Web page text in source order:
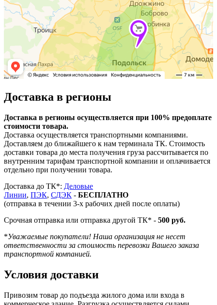
Доставка в регионы
Доставка в регионы осуществляется при 100% предоплате
стоимости товара.
Доставка осуществляется транспортными компаниями.
Доставляем до ближайшего к нам терминала ТК. Стоимость
доставки товара до места получения груза рассчитывается по
внутренним тарифам транспортной компании и оплачивается
отдельно при получении товара.
Доставка до ТК*: Деловые
Линии, ПЭК, СДЭК - БЕСПЛАТНО
(отправка в течении 3-х рабочих дней после оплаты)
Срочная отправка или отправка другой ТК* - 500 руб.
*Уважаемые покупатели! Наша организация не несет
ответственности за стоимость перевозки Вашего заказа
транспортной компанией.
Условия доставки
Привозим товар до подъезда жилого дома или входа в